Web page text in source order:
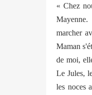
« Chez
marcher
Maman
de moi,
Le Jules,
les noces